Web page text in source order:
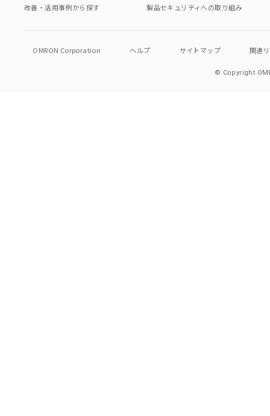
改善・活用事例から探す
製品セキュリティへの取り組み
OMRON Corporation ヘルプ サイトマップ 関連
© Copyright